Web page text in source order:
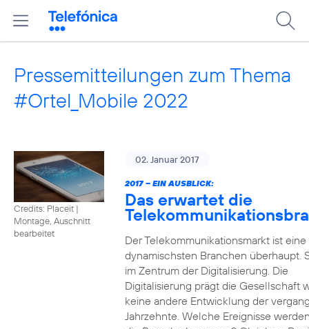
Pressemitteilungen zum Thema
#Ortel_Mobile 2022
Credits: Placeit |
Montage, Auschnitt
bearbeitet
02. Januar 2017
2017 – EIN AUSBLICK:
Das erwartet die
Der Telekommunikationsmarkt ist eine
dynamischsten Branchen überhaupt.
im Zentrum der Digitalisierung. Die
Digitalisierung prägt die Gesellschaft
keine andere Entwicklung der
Jahrzehnte. Welche Ereignisse